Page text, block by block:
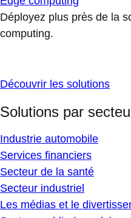
Déployez plus près de la
computing.
Découvrir les solutions
Solutions par
Industrie automobile
Services financiers
Secteur de la santé
Secteur industriel
Les médias et le